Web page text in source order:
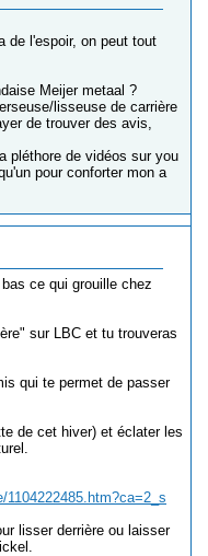
de l'espoir, on peut tout
Meijer metaal ?
lisseuse de carrière
de trouver des avis,
pléthore de vidéos sur you
pour conforter mon a
ce qui grouille chez
sur LBC et tu trouveras
qui te permet de passer
de cet hiver) et éclater les
1104222485.htm?ca=2_s
lisser derrière ou laisser